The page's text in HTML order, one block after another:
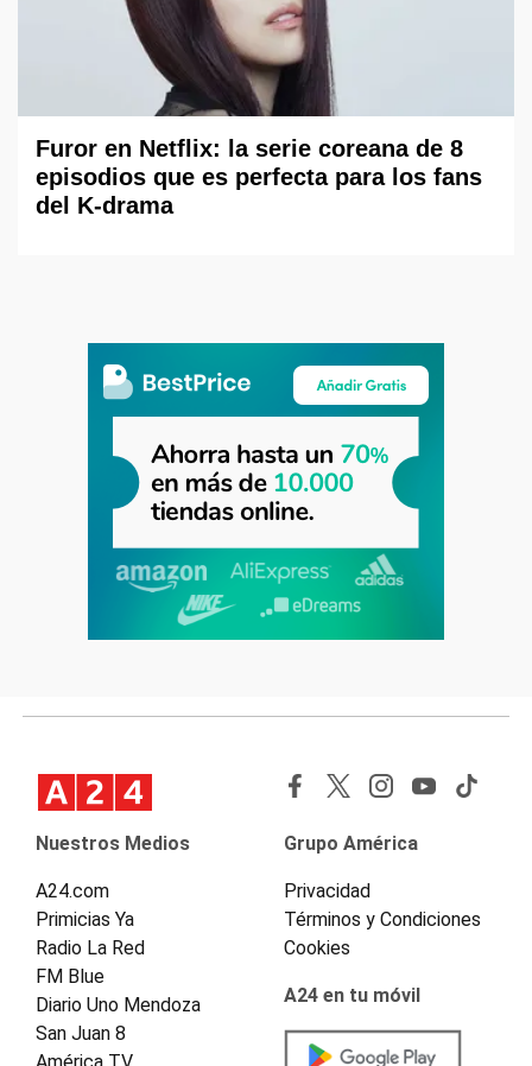
Furor en Netflix: la serie coreana de 8
episodios que es perfecta para los fans
del K-drama
Nuestros Medios
A24.com
Primicias Ya
Radio La Red
FM Blue
Diario Uno Mendoza
San Juan 8
Grupo América
Privacidad
Términos y Condiciones
Cookies
A24 en tu móvil